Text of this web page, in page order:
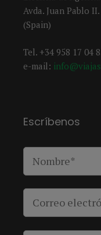
Avda. Juan Pablo
(Spain)
Tel. +34 958 17 04
e-mail:
Escríbenos